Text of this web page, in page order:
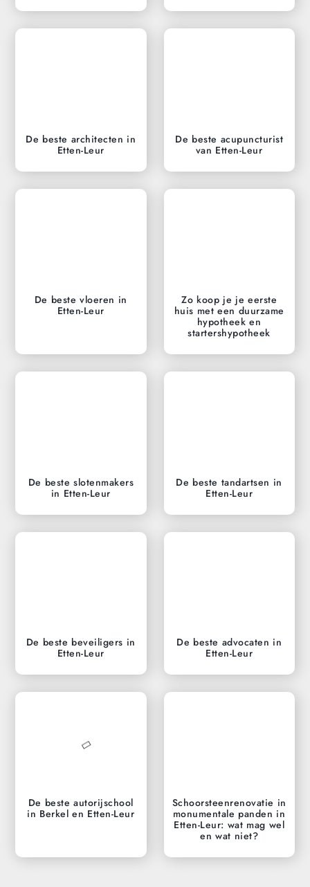
De beste architecten in
Etten-Leur
De beste acupuncturist
van Etten-Leur
De beste vloeren in
Etten-Leur
Zo koop je je eerste
huis met een duurzame
hypotheek en
startershypotheek
De beste slotenmakers
in Etten-Leur
De beste tandartsen in
Etten-Leur
De beste beveiligers in
Etten-Leur
De beste advocaten in
Etten-Leur
De beste autorijschool
in Berkel en Etten-Leur
Schoorsteenrenovatie in
monumentale panden in
Etten-Leur: wat mag wel
en wat niet?